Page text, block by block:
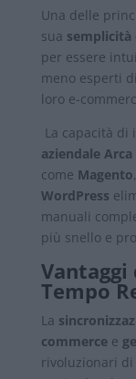
Una delle
sua semplicità
per essere
meno esperti
loro e-
La capacità di
aziendale
come Magento,
WordPress
manuali
più snello e
Vantaggi
Tempo
La
commercee
rivoluzionari di